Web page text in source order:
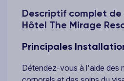
Descriptif complet
Hôtel The Mirage
Principales
Détendez-vous à l'aide des